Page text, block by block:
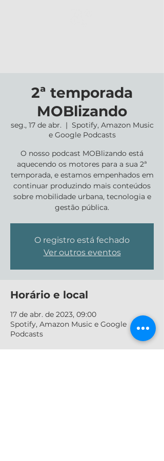
2ª temporada
MOBlizando
seg., 17 de abr.
  |
Spotify, Amazon Music
e Google Podcasts
O nosso podcast MOBlizando está
aquecendo os motores para a sua 2ª
temporada, e estamos empenhados em
continuar produzindo mais conteúdos
sobre mobilidade urbana, tecnologia e
gestão pública.
O registro está fechado
Ver outros eventos
Horário e local
17 de abr. de 2023, 09:00
Spotify, Amazon Music e Google
Podcasts